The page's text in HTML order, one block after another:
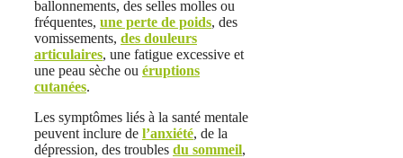
ballonnements, des selles molles ou
fréquentes, une perte de poids, des
vomissements, des douleurs
articulaires, une fatigue excessive et
une peau sèche ou éruptions
cutanées.
Les symptômes liés à la santé mentale
peuvent inclure de l’anxiété, de la
dépression, des troubles du sommeil,